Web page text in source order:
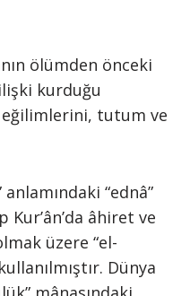
ölümden önceki
kurduğu
eğilimlerini, tutum ve
“ednâ”
âhiret ve
üzere “el-
Dünya